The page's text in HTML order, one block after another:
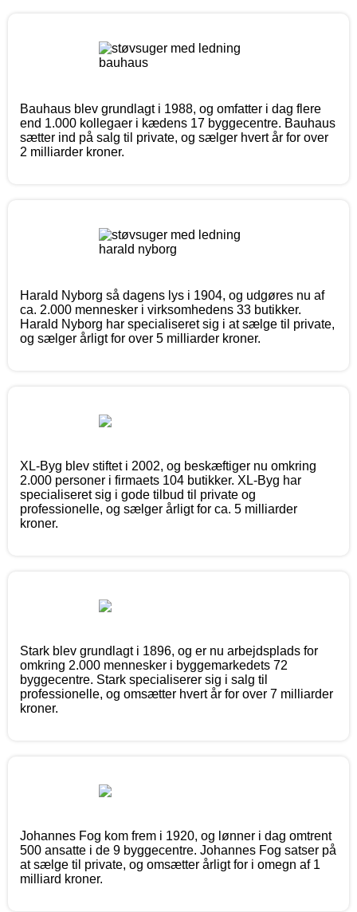
Bauhaus blev grundlagt i 1988, og omfatter i dag flere
end 1.000 kollegaer i kædens 17 byggecentre. Bauhaus
sætter ind på salg til private, og sælger hvert år for over
2 milliarder kroner.
Harald Nyborg så dagens lys i 1904, og udgøres nu af
ca. 2.000 mennesker i virksomhedens 33 butikker.
Harald Nyborg har specialiseret sig i at sælge til private,
og sælger årligt for over 5 milliarder kroner.
XL-Byg blev stiftet i 2002, og beskæftiger nu omkring
2.000 personer i firmaets 104 butikker. XL-Byg har
specialiseret sig i gode tilbud til private og
professionelle, og sælger årligt for ca. 5 milliarder
kroner.
Stark blev grundlagt i 1896, og er nu arbejdsplads for
omkring 2.000 mennesker i byggemarkedets 72
byggecentre. Stark specialiserer sig i salg til
professionelle, og omsætter hvert år for over 7 milliarder
kroner.
Johannes Fog kom frem i 1920, og lønner i dag omtrent
500 ansatte i de 9 byggecentre. Johannes Fog satser på
at sælge til private, og omsætter årligt for i omegn af 1
milliard kroner.